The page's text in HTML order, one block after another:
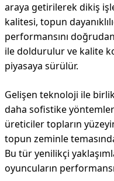
araya getirilerek dikiş
kalitesi, topun
performansını
ile doldurulur ve kalite
piyasaya sürülür.
Gelişen teknoloji ile
daha sofistike yöntemler
üreticiler topların
topun zeminle
Bu tür yenilikçi
oyuncuların